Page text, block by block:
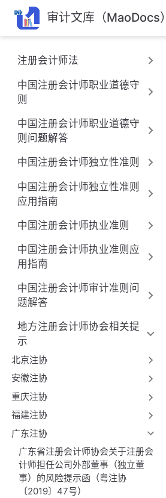
跳
至
主
要
內
容
审计文库（MaoDocs）
注册会计师法
中国注册会计师职业道德守
则
中国注册会计师职业道德守
则问题解答
中国注册会计师独立性准则
中国注册会计师独立性准则
应用指南
中国注册会计师执业准则
中国注册会计师执业准则应
用指南
中国注册会计师审计准则问
题解答
地方注册会计师协会相关提
示
北京注协
安徽注协
重庆注协
福建注协
广东注协
广东省注册会计师协会关于注册会
计师担任公司外部董事（独立董
事）的风险提示函（粤注协
〔2019〕47号）